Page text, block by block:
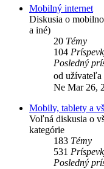
Mobilný internet
Diskusia o
a iné)
20 Témy
104
Posledný
od užívateľa
Ne Mar 26,
Mobily, tablety a
Voľná diskusia o
kategórie
183 Témy
531
Posledný